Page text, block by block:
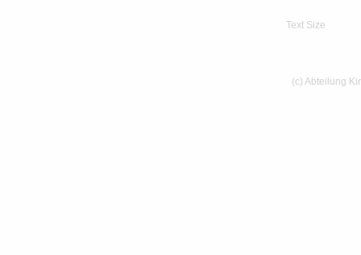
Text Size
(c) Abteilung